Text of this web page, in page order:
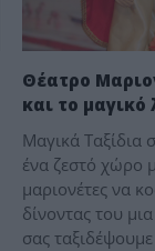
Θέατρο
και το μαγικό
Μαγικά Ταξίδια
ένα ζεστό χώρο
μαριονέτες να
δίνοντας του
σας